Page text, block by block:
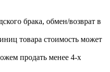
брака, обмен/возврат в
товара стоимость может
продать менее 4-х